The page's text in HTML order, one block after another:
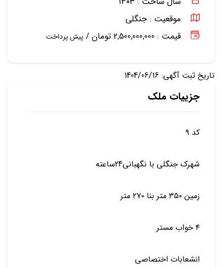
موقعیت : جنگلی
قیمت : 2,500,000,000 تومان /
پیش پرداخت
تاریخ ثبت آگهی: 1404/06/16
جزییات ملک
کد ۹
شهرک جنگلی با نگهبانی24ساعته
زمین ۳۵۰ متر بنا ۲۷۰ متر
۴ خواب مستر
انشعابات اختصاصی